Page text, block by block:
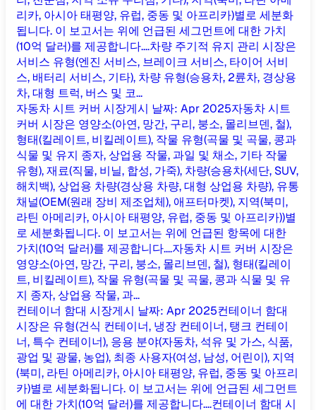
리카, 아시아 태평양, 유럽, 중동 및 아프리카)별로 세분화
됩니다. 이 보고서는 위에 언급된 세그먼트에 대한 가치
(10억 달러)를 제공합니다....차량 주기적 유지 관리 시장은
서비스 유형(엔진 서비스, 브레이크 서비스, 타이어 서비
스, 배터리 서비스, 기타), 차량 유형(승용차, 2륜차, 경상용
차, 대형 트럭, 버스 및 코...
자동차 시트 커버 시장게시 날짜: Apr 2025자동차 시트
커버 시장은 영양소(아연, 망간, 구리, 붕소, 몰리브덴, 철),
형태(킬레이트, 비킬레이트), 작물 유형(곡물 및 곡물, 콩과
식물 및 유지 종자, 상업용 작물, 과일 및 채소, 기타 작물
유형), 재료(직물, 비닐, 합성, 가죽), 차량(승용차(세단, SUV,
해치백), 상업용 차량(경상용 차량, 대형 상업용 차량), 유통
채널(OEM(원래 장비 제조업체), 애프터마켓), 지역(북미,
라틴 아메리카, 아시아 태평양, 유럽, 중동 및 아프리카))별
로 세분화됩니다. 이 보고서는 위에 언급된 항목에 대한
가치(10억 달러)를 제공합니다....자동차 시트 커버 시장은
영양소(아연, 망간, 구리, 붕소, 몰리브덴, 철), 형태(킬레이
트, 비킬레이트), 작물 유형(곡물 및 곡물, 콩과 식물 및 유
지 종자, 상업용 작물, 과...
컨테이너 함대 시장게시 날짜: Apr 2025컨테이너 함대
시장은 유형(건식 컨테이너, 냉장 컨테이너, 탱크 컨테이
너, 특수 컨테이너), 응용 분야(자동차, 석유 및 가스, 식품,
광업 및 광물, 농업), 최종 사용자(여성, 남성, 어린이), 지역
(북미, 라틴 아메리카, 아시아 태평양, 유럽, 중동 및 아프리
카)별로 세분화됩니다. 이 보고서는 위에 언급된 세그먼트
에 대한 가치(10억 달러)를 제공합니다....컨테이너 함대 시